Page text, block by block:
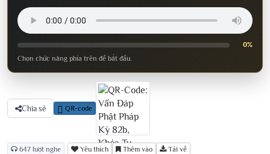
0%
Chọn chức năng phía trên để bắt đầu.
Chia sẻ QR-code
647 lượt nghe Yêu thích Thêm vào Tải về